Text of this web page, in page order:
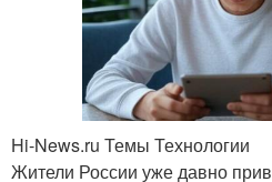
Hi-News.ru Темы Технологии
Жители России уже давно